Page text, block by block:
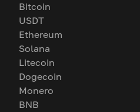
Bitcoin
USDT
Ethereum
Solana
Litecoin
Dogecoin
Monero
BNB